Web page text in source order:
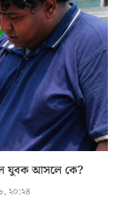
যুবক আসলে কে?
২০:২৪